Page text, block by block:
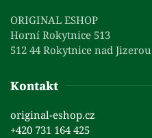
ORIGINAL ESHOP
Horní Rokytnice 513
512 44 Rokytnice nad Jizerou
Kontakt
original-eshop.cz
+420 731 164 425